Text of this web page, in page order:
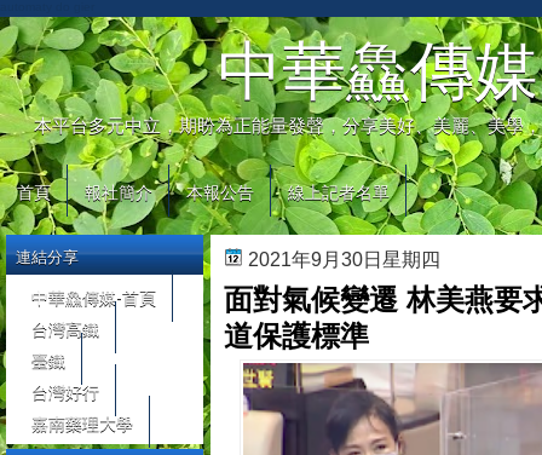
中華鱻傳媒
本平台多元中立，期盼為正能量發聲，分享美好、美麗、美學
首頁 報社簡介 本報公告 線上記者名單
2021年9月30日星期四
面對氣候變遷 林美燕要
道保護標準
連結分享
中華鱻傳媒-首頁
台灣高鐵
臺鐵
台灣好行
嘉南藥理大學